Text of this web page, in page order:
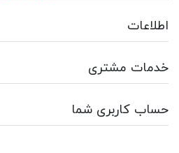
اطلاعات
خدمات مشتری
حساب کاربری شما